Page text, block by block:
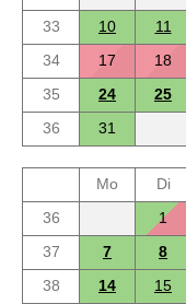
33
10 11
34
17 18
35
24 25
36
31
Mo
Di
36
1
37
7 8
38
14 15